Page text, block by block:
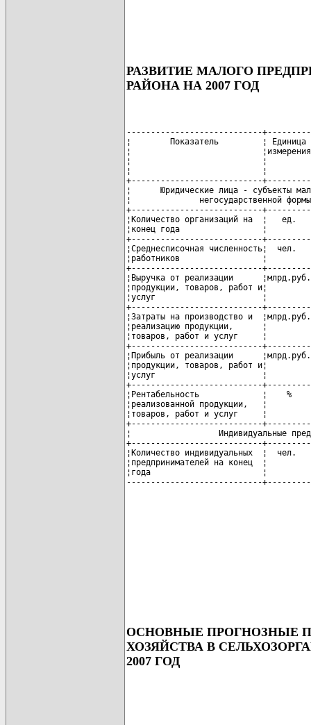
РАЗВИТИЕ МАЛОГО
РАЙОНА НА 2007 ГОД
----------------------------
¦        Показатель         ¦
¦                           ¦измерения¦
¦                           ¦         ¦
¦                           ¦         ¦
+---------------------------
¦      Юридические лица - субъекты
¦              негосударственной
+---------------------------
¦Количество организаций на  ¦
¦конец года                 ¦
+---------------------------
¦Среднесписочная численность¦
¦работников                 ¦
+---------------------------
¦Выручка от реализации
¦продукции, товаров, работ
¦услуг                      ¦
+---------------------------
¦Затраты на производство и
¦реализацию продукции,      ¦
¦товаров, работ и услуг     ¦
+---------------------------
¦Прибыль от реализации
¦продукции, товаров, работ
¦услуг                      ¦
+---------------------------
¦Рентабельность             ¦    %
¦реализованной продукции,
¦товаров, работ и услуг     ¦
+---------------------------
¦                  Индивидуальные
+---------------------------
¦Количество индивидуальных  ¦
¦предпринимателей на конец
¦года                       ¦
----------------------------
ОСНОВНЫЕ ПРОГНОЗНЫЕ
ХОЗЯЙСТВА В
2007 ГОД